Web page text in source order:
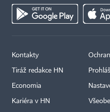
Kontakty
Tiráž redakce HN
Economia
Kariéra v HN